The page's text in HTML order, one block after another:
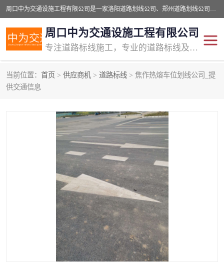
周口中为交通设施工程有限公司是一家洛阳道路划线公司、郑州道路划线公司、平顶山道路车位划线公司、开封车位划线公司、许昌道路车位划线公司、漯河道路车位划线公司，公司始终坚持“诚信、匠心、专注”的宗旨；我们的经营理念是：的服务。
周口中为交通设施工程有限公司
专注道路标线施工，专业的道路标线及交通设施施工服务商!
当前位置： 首页 > 供应商机 > 道路标线 > 焦作热熔车位划线公司_提
供交通信息
交通道路标线
道路标线划线 马路标线
道路划线